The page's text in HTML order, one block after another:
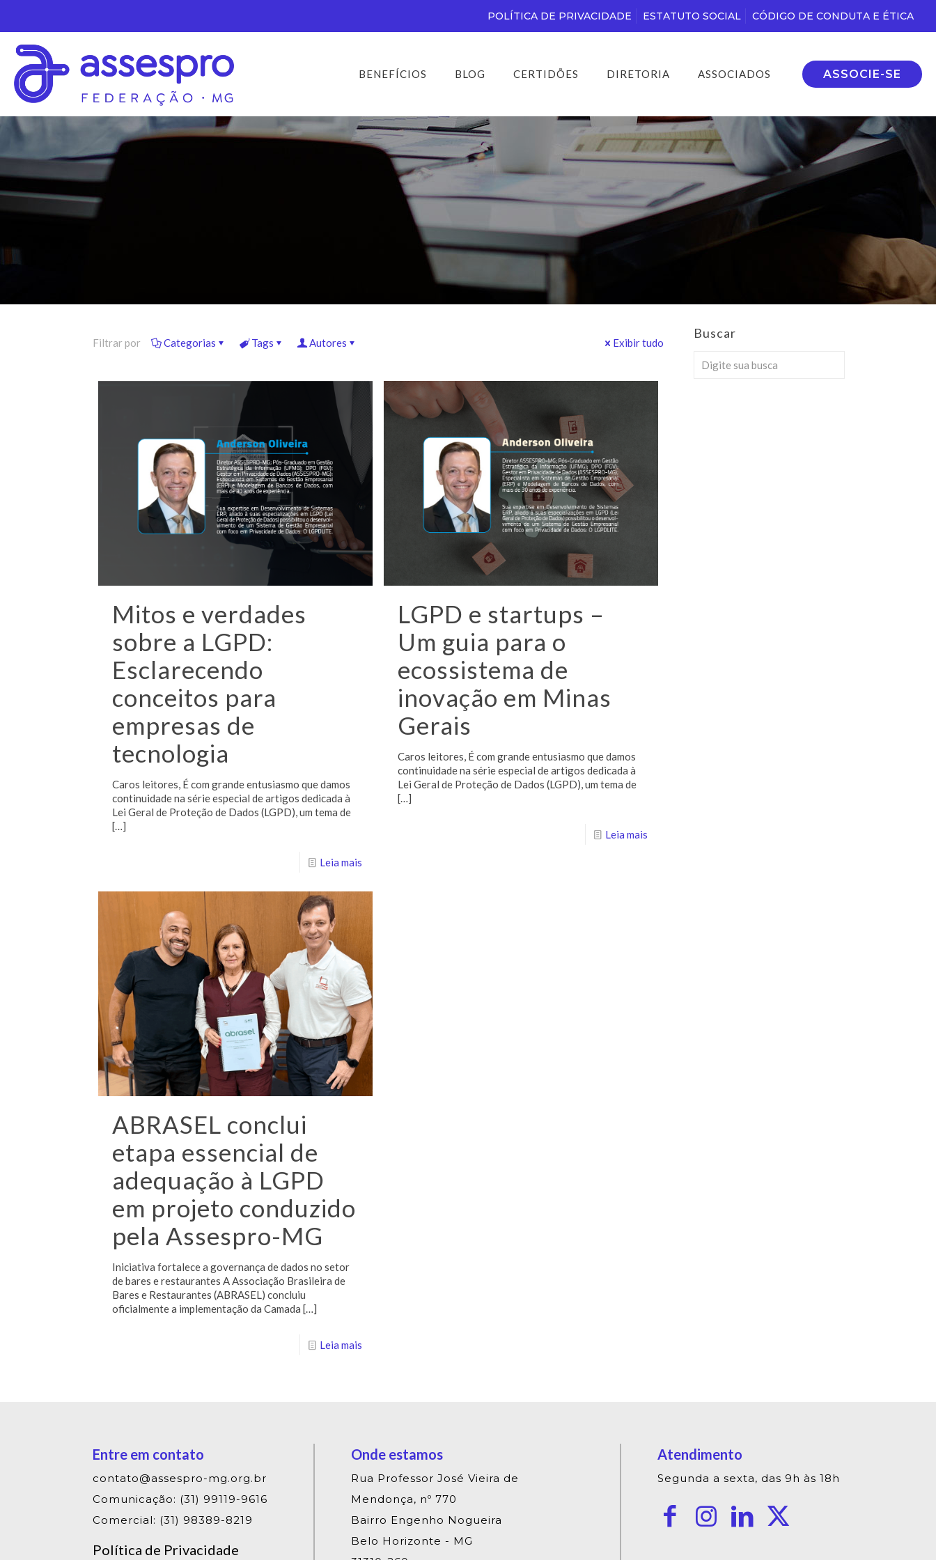
POLÍTICA DE PRIVACIDADE ESTATUTO SOCIAL CÓDIGO DE CONDUTA E ÉTICA
BENEFÍCIOS BLOG CERTIDÕES DIRETORIA ASSOCIADOS ASSOCIE-SE
Filtrar por Categorias Tags Autores Exibir tudo
Mitos e verdades
sobre a LGPD:
Esclarecendo
conceitos para
empresas de
tecnologia
Caros leitores, É com grande entusiasmo que damos
continuidade na série especial de artigos dedicada à
Lei Geral de Proteção de Dados (LGPD), um tema de
[…]
Leia mais
LGPD e startups –
Um guia para o
ecossistema de
inovação em Minas
Gerais
Caros leitores, É com grande entusiasmo que damos
continuidade na série especial de artigos dedicada à
Lei Geral de Proteção de Dados (LGPD), um tema de
[…]
Leia mais
ABRASEL conclui
etapa essencial de
adequação à LGPD
em projeto conduzido
pela Assespro-MG
Iniciativa fortalece a governança de dados no setor
de bares e restaurantes A Associação Brasileira de
Bares e Restaurantes (ABRASEL) concluiu
oficialmente a implementação da Camada […]
Leia mais
Buscar
Entre em contato
contato@assespro-mg.org.br
Comunicação: (31) 99119-9616
Comercial: (31) 98389-8219
Política de Privacidade
Onde estamos
Rua Professor José Vieira de
Mendonça, nº 770
Bairro Engenho Nogueira
Belo Horizonte - MG
Atendimento
Segunda a sexta, das 9h às 18h